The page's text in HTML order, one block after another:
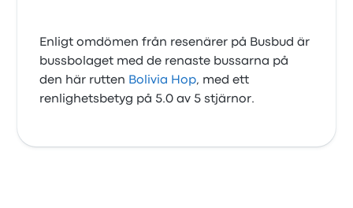
Enligt omdömen från resenärer på Busbud är
bussbolaget med de renaste bussarna på
den här rutten Bolivia Hop, med ett
renlighetsbetyg på 5.0 av 5 stjärnor.